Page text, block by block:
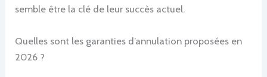
semble être la clé de leur succès actuel.
Quelles sont les garanties d’annulation proposées en
2026 ?